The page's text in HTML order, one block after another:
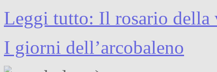
Leggi tutto: Il rosario della
I giorni dell’arcobaleno